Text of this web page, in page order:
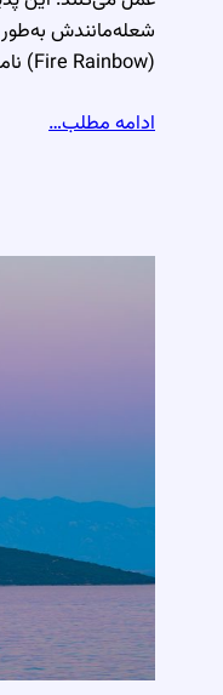
شعله‌مانندش
(Fire Rainbow) نامیده…
ادامه مطلب…